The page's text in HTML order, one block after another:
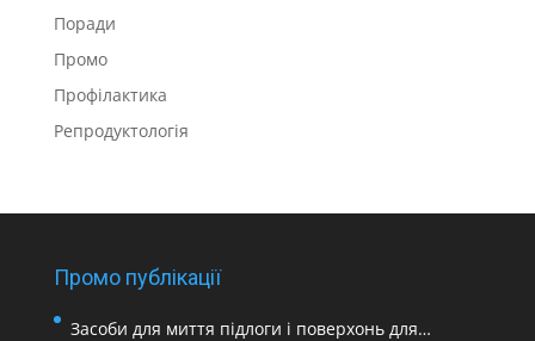
Поради
Промо
Профілактика
Репродуктологія
Промо публікації
Засоби для миття підлоги і поверхонь для